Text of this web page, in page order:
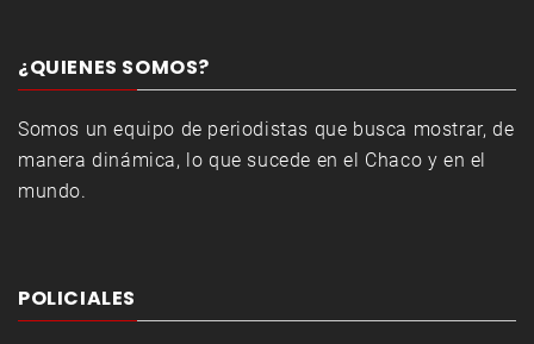
¿QUIENES SOMOS?
Somos un equipo de periodistas que busca mostrar, de
manera dinámica, lo que sucede en el Chaco y en el
mundo.
POLICIALES